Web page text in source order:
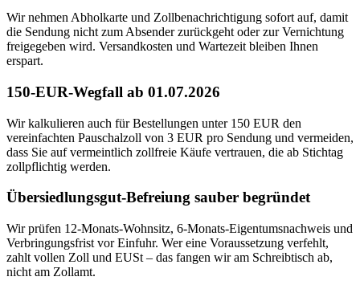
Wir nehmen Abholkarte und Zollbenachrichtigung sofort auf, damit
die Sendung nicht zum Absender zurückgeht oder zur Vernichtung
freigegeben wird. Versandkosten und Wartezeit bleiben Ihnen
erspart.
150-EUR-Wegfall ab 01.07.2026
Wir kalkulieren auch für Bestellungen unter 150 EUR den
vereinfachten Pauschalzoll von 3 EUR pro Sendung und vermeiden,
dass Sie auf vermeintlich zollfreie Käufe vertrauen, die ab Stichtag
zollpflichtig werden.
Übersiedlungsgut-Befreiung sauber begründet
Wir prüfen 12-Monats-Wohnsitz, 6-Monats-Eigentumsnachweis und
Verbringungsfrist vor Einfuhr. Wer eine Voraussetzung verfehlt,
zahlt vollen Zoll und EUSt – das fangen wir am Schreibtisch ab,
nicht am Zollamt.